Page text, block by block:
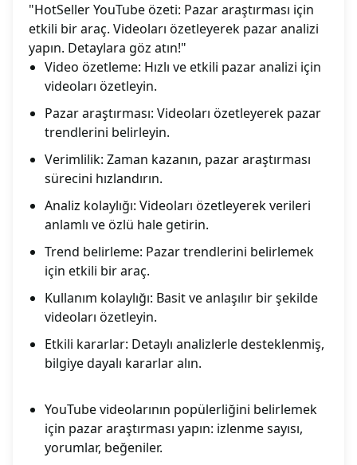
"HotSeller YouTube özeti: Pazar araştırması için
etkili bir araç. Videoları özetleyerek pazar analizi
yapın. Detaylara göz atın!"
Video özetleme: Hızlı ve etkili pazar analizi için
videoları özetleyin.
Pazar araştırması: Videoları özetleyerek pazar
trendlerini belirleyin.
Verimlilik: Zaman kazanın, pazar araştırması
sürecini hızlandırın.
Analiz kolaylığı: Videoları özetleyerek verileri
anlamlı ve özlü hale getirin.
Trend belirleme: Pazar trendlerini belirlemek
için etkili bir araç.
Kullanım kolaylığı: Basit ve anlaşılır bir şekilde
videoları özetleyin.
Etkili kararlar: Detaylı analizlerle desteklenmiş,
bilgiye dayalı kararlar alın.
YouTube videolarının popülerliğini belirlemek
için pazar araştırması yapın: izlenme sayısı,
yorumlar, beğeniler.